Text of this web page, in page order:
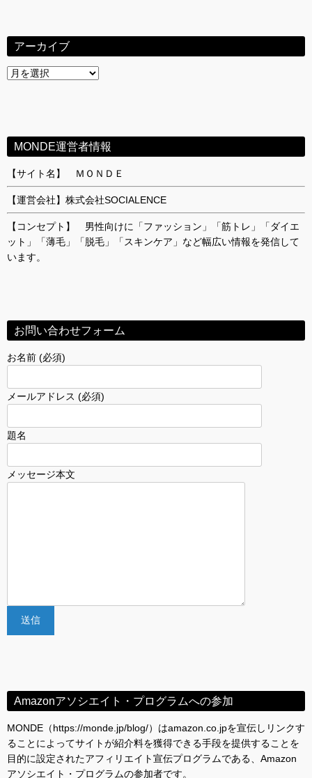
アーカイブ
ア
MONDE運営者情報
【サイト名】 ＭＯＮＤＥ
【運営会社】株式会社SOCIALENCE
【コンセプト】 男性向けに「ファッション」「筋トレ」「ダイエ
ット」「薄毛」「脱毛」「スキンケア」など幅広い情報を発信して
います。
お問い合わせフォーム
お名前 (必須)
メールアドレス (必須)
題名
メッセージ本文
Amazonアソシエイト・プログラムへの参加
MONDE（https://monde.jp/blog/）はamazon.co.jpを宣伝しリンクす
ることによってサイトが紹介料を獲得できる手段を提供することを
目的に設定されたアフィリエイト宣伝プログラムである、Amazon
アソシエイト・プログラムの参加者です。